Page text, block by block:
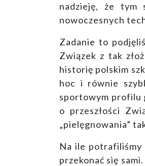
nadzieję, że tym
nowoczesnych
Zadanie to
Związek z tak
historię polskim
hoc i równie
sportowym profilu
o przeszłości
„pielęgnowania”
Na ile potrafiliśmy
przekonać się